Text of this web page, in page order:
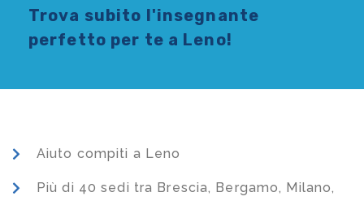
Trova subito l'insegnante
perfetto per te a Leno!
Aiuto compiti a Leno
Più di 40 sedi tra Brescia, Bergamo, Milano,